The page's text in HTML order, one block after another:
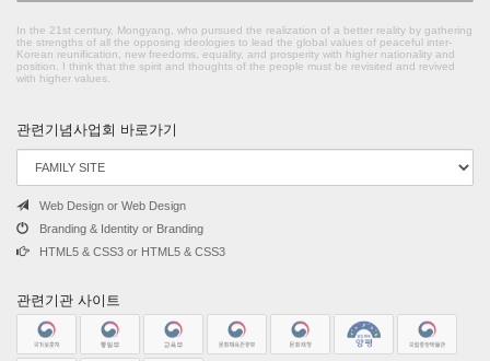
In the 21st century, Mongyang, who pursued the realization of a better reality by gathering
the strengths of all the opposing ideologies to lead the global values of peaceful inter-
Korean reunification, new freedoms, equality, and prosperity with higher nationality and
position. I think that the spirit and thoughts of the people must be revisited and revived
with higher values.
관련기념사업회 바로가기
Web Design or Web Design
Branding & Identity or Branding
HTML5 & CSS3 or HTML5 & CSS3
관련기관 사이트